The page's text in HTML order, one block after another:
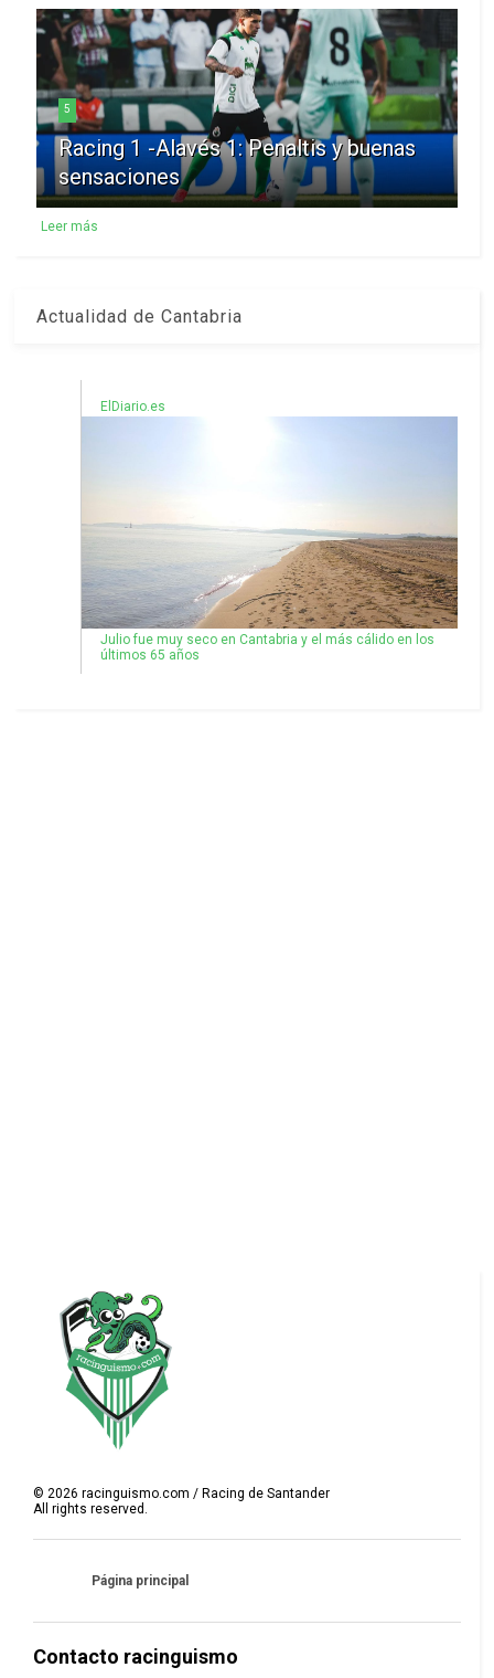
5
Racing 1 -Alavés 1: Penaltis y buenas
sensaciones
Leer más
Actualidad de Cantabria
ElDiario.es
Julio fue muy seco en Cantabria y el más cálido en los
últimos 65 años
© 2026 racinguismo.com / Racing de Santander
All rights reserved.
Página principal
Contacto racinguismo